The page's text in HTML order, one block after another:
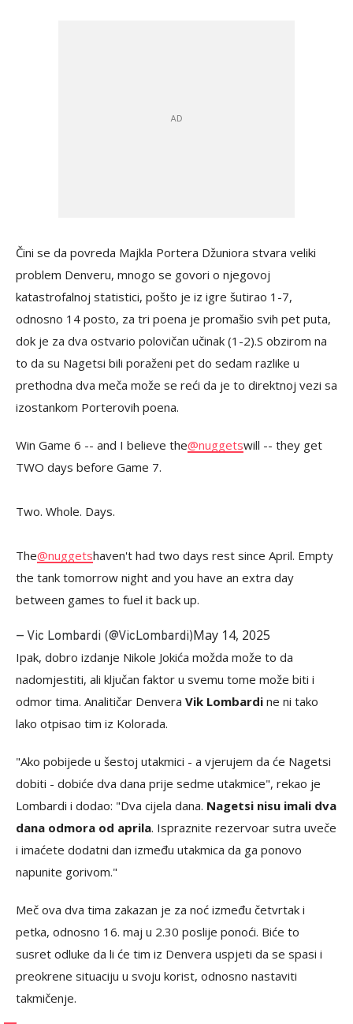
Čini se da povreda Majkla Portera Džuniora stvara veliki
problem Denveru, mnogo se govori o njegovoj
katastrofalnoj statistici, pošto je iz igre šutirao 1-7,
odnosno 14 posto, za tri poena je promašio svih pet puta,
dok je za dva ostvario polovičan učinak (1-2).S obzirom na
to da su Nagetsi bili poraženi pet do sedam razlike u
prethodna dva meča može se reći da je to direktnoj vezi sa
izostankom Porterovih poena.
Win Game 6 -- and I believe the@nuggetswill -- they get
TWO days before Game 7.
Two. Whole. Days.
The@nuggetshaven't had two days rest since April. Empty
the tank tomorrow night and you have an extra day
between games to fuel it back up.
— Vic Lombardi (@VicLombardi)May 14, 2025
Ipak, dobro izdanje Nikole Jokića možda može to da
nadomjestiti, ali ključan faktor u svemu tome može biti i
odmor tima. Analitičar Denvera Vik Lombardi ne ni tako
lako otpisao tim iz Kolorada.
"Ako pobijede u šestoj utakmici - a vjerujem da će Nagetsi
dobiti - dobiće dva dana prije sedme utakmice", rekao je
Lombardi i dodao: "Dva cijela dana. Nagetsi nisu imali dva
dana odmora od aprila. Ispraznite rezervoar sutra uveče
i imaćete dodatni dan između utakmica da ga ponovo
napunite gorivom."
Meč ova dva tima zakazan je za noć između četvrtak i
petka, odnosno 16. maj u 2.30 poslije ponoći. Biće to
susret odluke da li će tim iz Denvera uspjeti da se spasi i
preokrene situaciju u svoju korist, odnosno nastaviti
takmičenje.